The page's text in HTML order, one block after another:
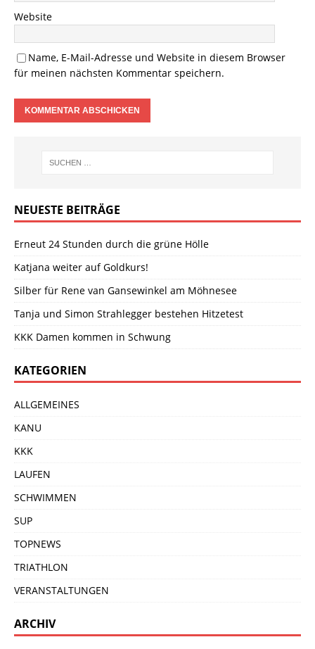
Website
Name, E-Mail-Adresse und Website in diesem Browser
für meinen nächsten Kommentar speichern.
NEUESTE BEITRÄGE
Erneut 24 Stunden durch die grüne Hölle
Katjana weiter auf Goldkurs!
Silber für Rene van Gansewinkel am Möhnesee
Tanja und Simon Strahlegger bestehen Hitzetest
KKK Damen kommen in Schwung
KATEGORIEN
ALLGEMEINES
KANU
KKK
LAUFEN
SCHWIMMEN
SUP
TOPNEWS
TRIATHLON
VERANSTALTUNGEN
ARCHIV